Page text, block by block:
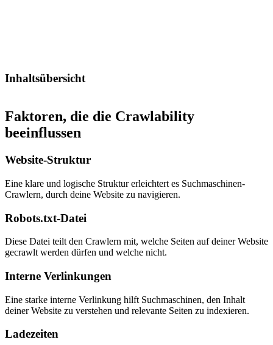
Inhaltsübersicht
Faktoren, die die Crawlability
beeinflussen
Website-Struktur
Eine klare und logische Struktur erleichtert es Suchmaschinen-
Crawlern, durch deine Website zu navigieren.
Robots.txt-Datei
Diese Datei teilt den Crawlern mit, welche Seiten auf deiner Website
gecrawlt werden dürfen und welche nicht.
Interne Verlinkungen
Eine starke interne Verlinkung hilft Suchmaschinen, den Inhalt
deiner Website zu verstehen und relevante Seiten zu indexieren.
Ladezeiten